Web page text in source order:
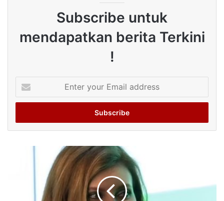
Subscribe untuk
mendapatkan berita Terkini
!
your
Email